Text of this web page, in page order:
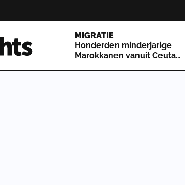
MIGRATIE
Honderden minderjarige
Marokkanen vanuit Ceuta